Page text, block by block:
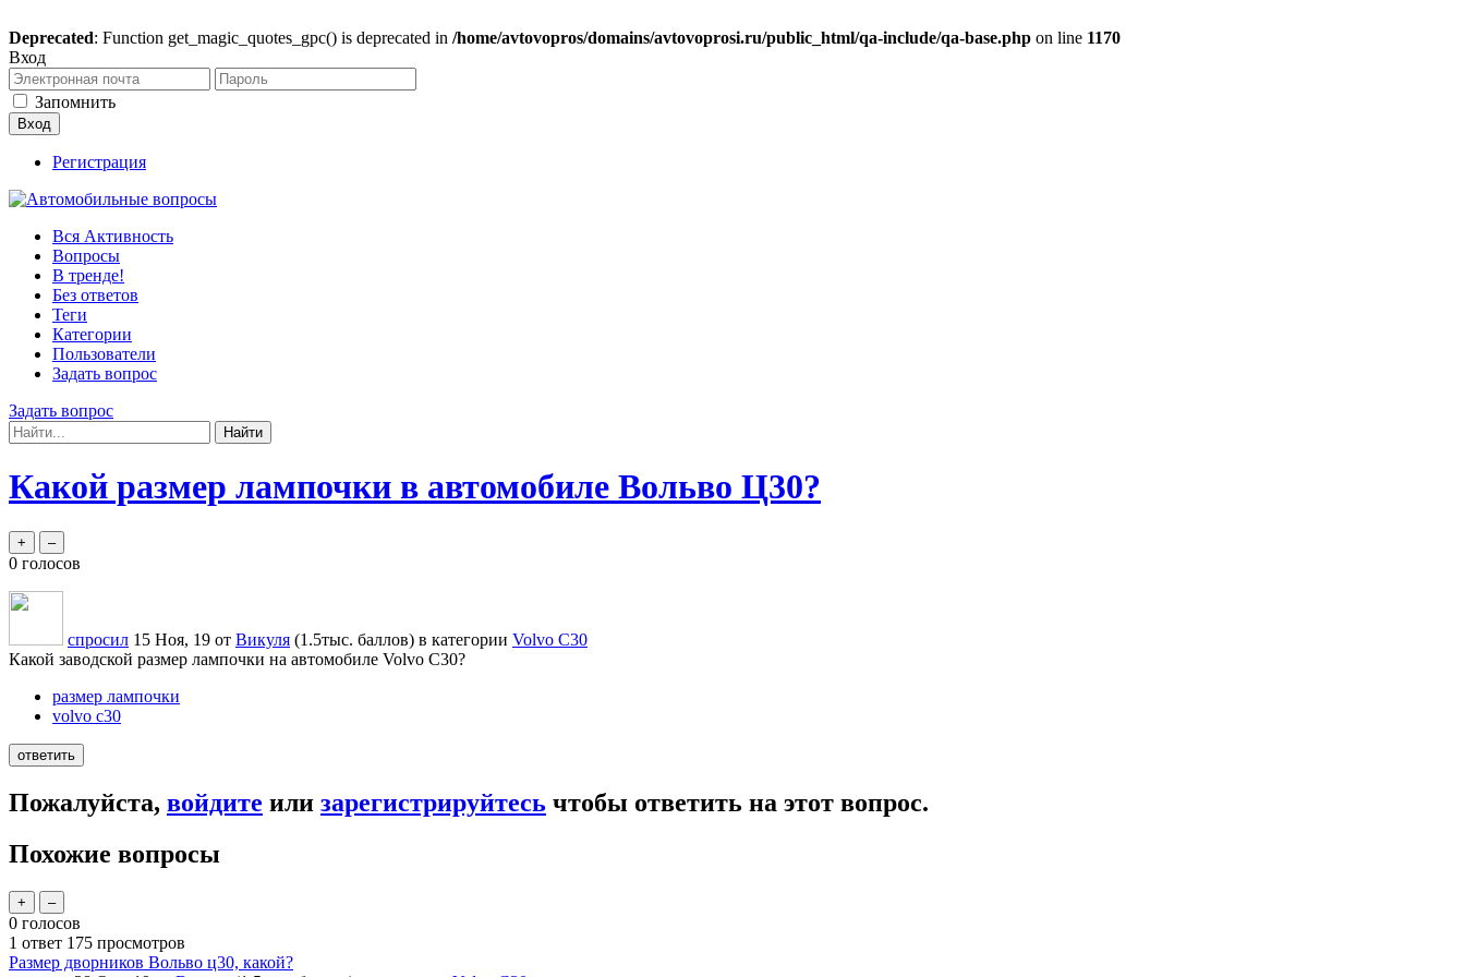
Deprecated: Function get_magic_quotes_gpc() is deprecated in /home/avtovopros/domains/avtovoprosi.ru/public_html/qa-include/qa-base.php on line 1170
Вход
Запомнить
Регистрация
Вся Активность
Вопросы
В тренде!
Без ответов
Теги
Категории
Пользователи
Задать вопрос
Задать вопрос
Какой размер лампочки в автомобиле Вольво Ц30?
0 голосов
спросил 15 Ноя, 19 от Викуля (1.5тыс. баллов) в категории Volvo C30
Какой заводской размер лампочки на автомобиле Volvo C30?
размер лампочки
volvo c30
Пожалуйста, войдите или зарегистрируйтесь чтобы ответить на этот вопрос.
Похожие вопросы
0 голосов
1 ответ 175 просмотров
Размер дворников Вольво ц30, какой?